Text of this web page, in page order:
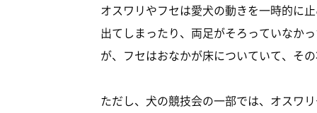
オスワリやフセは愛犬の動きを一時的に
出てしまったり、両足がそろっていなか
が、フセはおなかが床についていて、そ
ただし、犬の競技会の一部では、オスワ